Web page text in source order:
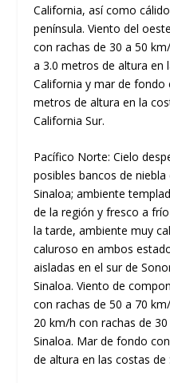
California, así como
península. Viento del
con rachas de 30 a 50
a 3.0 metros de altura en
California y mar de fondo
metros de altura en la
California Sur.
Pacífico Norte: Cielo
posibles bancos de
Sinaloa; ambiente
de la región y fresco a
la tarde, ambiente muy
caluroso en ambos
aisladas en el sur de
Sinaloa. Viento de
con rachas de 50 a 70
20 km/h con rachas de
Sinaloa. Mar de fondo
de altura en las costas de